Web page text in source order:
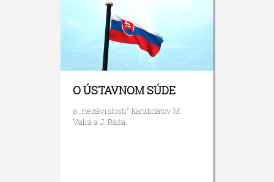
O ÚSTAVNOM SÚDE
a „nezávislosti“ kandidátov M.
Valla a J. Ráža.